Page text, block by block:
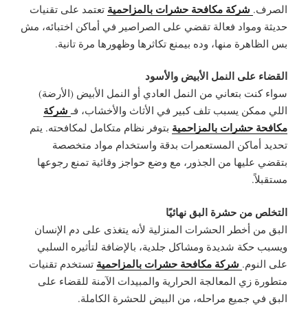
الصرف. شركة مكافحة حشرات بالمزاحمية تعتمد على تقنيات
حديثة ومواد فعالة تقضي على الصراصير في أماكن اختبائه، مش
بس الظاهرة منها، وده بيمنع تكاثرها وظهورها مرة تانية.
القضاء على النمل الأبيض والأسود
سواء كنت بتعاني من النمل العادي أو النمل الأبيض (الأرضة)
اللي ممكن يسبب تلف كبير في الأثاث والأخشاب، فـ شركة
مكافحة حشرات بالمزاحمية بتوفر نظام متكامل لمكافحته. يتم
تحديد أماكن المستعمرات بدقة واستخدام مواد متخصصة
بتقضي عليها من الجذور، مع وضع حواجز وقائية تمنع رجوعها
مستقبلاً.
التخلص من حشرة البق نهائيًا
البق من أخطر الحشرات المنزلية لأنه يتغذى على دم الإنسان
ويسبب حكة شديدة ومشاكل جلدية، بالإضافة لتأثيره السلبي
على النوم. شركة مكافحة حشرات بالمزاحمية تستخدم تقنيات
متطورة زي المعالجة الحرارية والمبيدات الآمنة للقضاء على
البق في جميع مراحله، من البيض للحشرة الكاملة.